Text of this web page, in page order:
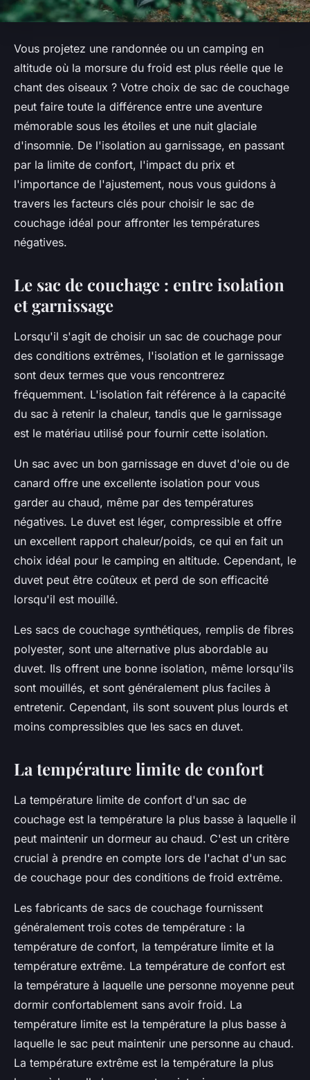
Vous projetez une randonnée ou un camping en
altitude où la morsure du froid est plus réelle que le
chant des oiseaux ? Votre choix de sac de couchage
peut faire toute la différence entre une aventure
mémorable sous les étoiles et une nuit glaciale
d'insomnie. De l'isolation au garnissage, en passant
par la limite de confort, l'impact du prix et
l'importance de l'ajustement, nous vous guidons à
travers les facteurs clés pour choisir le sac de
couchage idéal pour affronter les températures
négatives.
Le sac de couchage : entre isolation
et garnissage
Lorsqu'il s'agit de choisir un sac de couchage pour
des conditions extrêmes, l'isolation et le garnissage
sont deux termes que vous rencontrerez
fréquemment. L'isolation fait référence à la capacité
du sac à retenir la chaleur, tandis que le garnissage
est le matériau utilisé pour fournir cette isolation.
Un sac avec un bon garnissage en duvet d'oie ou de
canard offre une excellente isolation pour vous
garder au chaud, même par des températures
négatives. Le duvet est léger, compressible et offre
un excellent rapport chaleur/poids, ce qui en fait un
choix idéal pour le camping en altitude. Cependant, le
duvet peut être coûteux et perd de son efficacité
lorsqu'il est mouillé.
Les sacs de couchage synthétiques, remplis de fibres
polyester, sont une alternative plus abordable au
duvet. Ils offrent une bonne isolation, même lorsqu'ils
sont mouillés, et sont généralement plus faciles à
entretenir. Cependant, ils sont souvent plus lourds et
moins compressibles que les sacs en duvet.
La température limite de confort
La température limite de confort d'un sac de
couchage est la température la plus basse à laquelle il
peut maintenir un dormeur au chaud. C'est un critère
crucial à prendre en compte lors de l'achat d'un sac
de couchage pour des conditions de froid extrême.
Les fabricants de sacs de couchage fournissent
généralement trois cotes de température : la
température de confort, la température limite et la
température extrême. La température de confort est
la température à laquelle une personne moyenne peut
dormir confortablement sans avoir froid. La
température limite est la température la plus basse à
laquelle le sac peut maintenir une personne au chaud.
La température extrême est la température la plus